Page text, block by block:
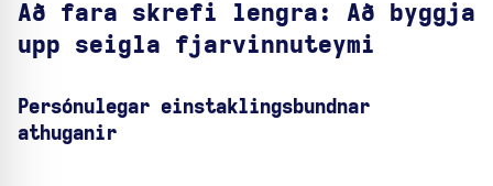
Að fara skrefi lengra: Að byggja
upp seigla fjarvinnuteymi
Persónulegar einstaklingsbundnar
athuganir